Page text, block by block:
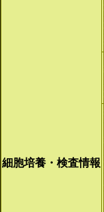
細胞培養・検査情報